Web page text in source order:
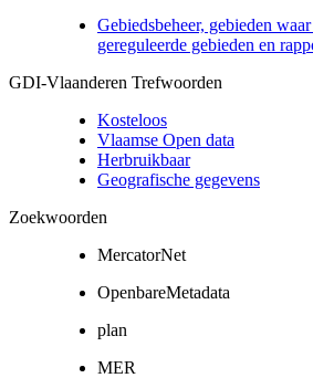
Gebiedsbeheer, gebieden
gereguleerde gebieden en
GDI-Vlaanderen Trefwoorden
Kosteloos
Vlaamse Open data
Herbruikbaar
Geografische gegevens
Zoekwoorden
MercatorNet
OpenbareMetadata
plan
MER